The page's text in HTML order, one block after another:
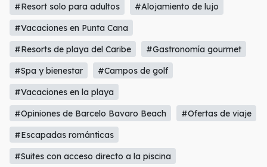
#Resort solo para adultos
#Alojamiento de lujo
#Vacaciones en Punta Cana
#Resorts de playa del Caribe
#Gastronomía gourmet
#Spa y bienestar
#Campos de golf
#Vacaciones en la playa
#Opiniones de Barcelo Bavaro Beach
#Ofertas de viaje
#Escapadas románticas
#Suites con acceso directo a la piscina